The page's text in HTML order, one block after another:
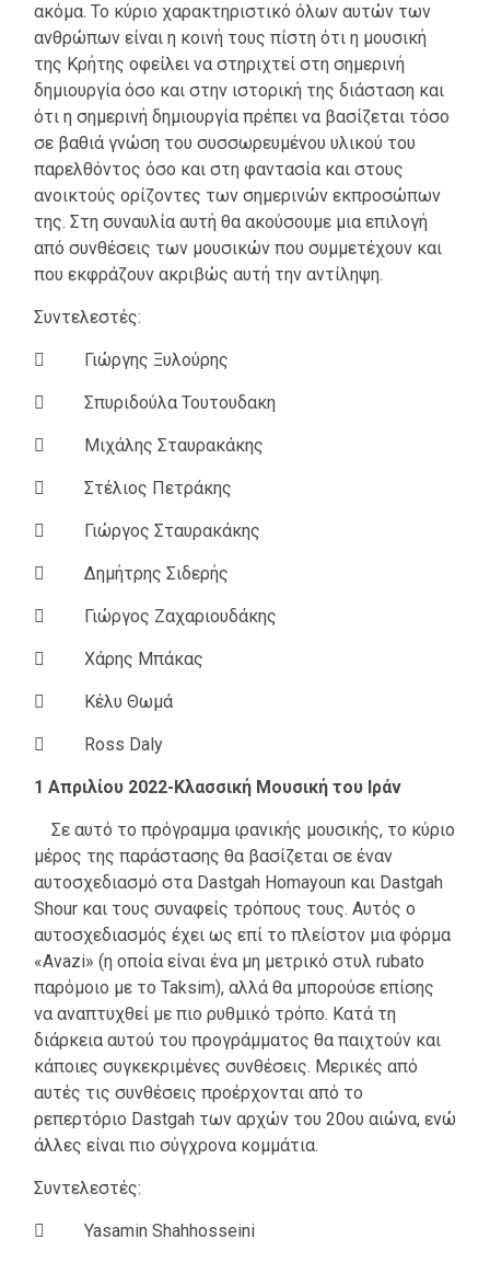
ακόμα. Το κύριο χαρακτηριστικό όλων αυτών των
ανθρώπων είναι η κοινή τους πίστη ότι η μουσική
της Κρήτης οφείλει να στηριχτεί στη σημερινή
δημιουργία όσο και στην ιστορική της διάσταση και
ότι η σημερινή δημιουργία πρέπει να βασίζεται τόσο
σε βαθιά γνώση του συσσωρευμένου υλικού του
παρελθόντος όσο και στη φαντασία και στους
ανοικτούς ορίζοντες των σημερινών εκπροσώπων
της. Στη συναυλία αυτή θα ακούσουμε μια επιλογή
από συνθέσεις των μουσικών που συμμετέχουν και
που εκφράζουν ακριβώς αυτή την αντίληψη.
Συντελεστές:
 Γιώργης Ξυλούρης
 Σπυριδούλα Τουτουδακη
 Μιχάλης Σταυρακάκης
 Στέλιος Πετράκης
 Γιώργος Σταυρακάκης
 Δημήτρης Σιδερής
 Γιώργος Ζαχαριουδάκης
 Χάρης Μπάκας
 Κέλυ Θωμά
 Ross Daly
1 Απριλίου 2022-Κλασσική Μουσική του Ιράν
Σε αυτό το πρόγραμμα ιρανικής μουσικής, το κύριο
μέρος της παράστασης θα βασίζεται σε έναν
αυτοσχεδιασμό στα Dastgah Homayoun και Dastgah
Shour και τους συναφείς τρόπους τους. Αυτός ο
αυτοσχεδιασμός έχει ως επί το πλείστον μια φόρμα
«Avazi» (η οποία είναι ένα μη μετρικό στυλ rubato
παρόμοιο με το Taksim), αλλά θα μπορούσε επίσης
να αναπτυχθεί με πιο ρυθμικό τρόπο. Κατά τη
διάρκεια αυτού του προγράμματος θα παιχτούν και
κάποιες συγκεκριμένες συνθέσεις. Μερικές από
αυτές τις συνθέσεις προέρχονται από το
ρεπερτόριο Dastgah των αρχών του 20ου αιώνα, ενώ
άλλες είναι πιο σύγχρονα κομμάτια.
Συντελεστές:
 Yasamin Shahhosseini